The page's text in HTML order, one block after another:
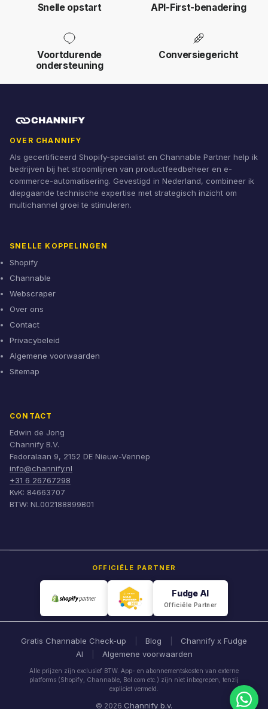
Snelle opstart API-First-benadering
Voortdurende
ondersteuning
Conversiegericht
OVER CHANNIFY
Als gecertificeerd Shopify-specialist en Channable Partner help ik
bedrijven bij het stroomlijnen van productfeedbeheer en e-
commerce-automatisering. Gevestigd in Nederland, combineer ik
diepgaande technische expertise met strategisch inzicht om
multichannel groei te stimuleren.
SNELLE KOPPELINGEN
Shopify
Channable
Webscraper
Over ons
Contact
Privacybeleid
Algemene voorwaarden
Sitemap
CONTACT
Edwin de Jong
Channify B.V.
Fedoralaan 9, 2152 DE Nieuw-Vennep
info@channify.nl
+31 6 26767298
KvK: 84663707
BTW: NL002188899B01
OFFICIËLE PARTNER
Fudge AI
Officiële Partner
Gratis Channable Check-up Blog
Channify x Fudge
AI
Algemene voorwaarden
Alle prijzen zijn exclusief BTW. App- en abonnementskosten van externe
platforms (Shopify, Channable, Bol.com etc.) zijn niet inbegrepen, tenzij
expliciet vermeld.
© 2026 Channify b.v.